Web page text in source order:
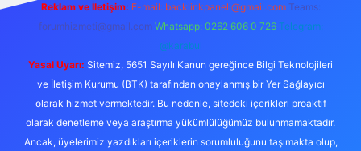
Reklam ve İletişim: E-mail: backlinkpaneli@gmail.com Teams:
forumhizmeti@gmail.com Whatsapp: 0262 606 0 726 Telegram:
@karabul
Yasal Uyarı: Sitemiz, 5651 Sayılı Kanun gereğince Bilgi Teknolojileri
ve İletişim Kurumu (BTK) tarafından onaylanmış bir Yer Sağlayıcı
olarak hizmet vermektedir. Bu nedenle, sitedeki içerikleri proaktif
olarak denetleme veya araştırma yükümlülüğümüz bulunmamaktadır.
Ancak, üyelerimiz yazdıkları içeriklerin sorumluluğunu taşımakta olup,